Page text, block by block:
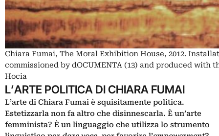
Chiara Fumai, The Moral Exhibition House, 2012.
commissioned by dOCUMENTA (13) and produced
Hocia
L’ARTE POLITICA DI CHIARA FUMAI
L’arte di Chiara Fumai è squisitamente politica.
Estetizzarla non fa altro che disinnescarla. È un’arte
femminista? È un linguaggio che utilizza lo strumento